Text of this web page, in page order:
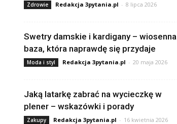
Zdrowie Redakcja 3pytania.pl - 8 lipca 2026
Swetry damskie i kardigany – wiosenna
baza, która naprawdę się przydaje
Moda i styl Redakcja 3pytania.pl - 20 maja 2026
Jaką latarkę zabrać na wycieczkę w
plener – wskazówki i porady
Zakupy Redakcja 3pytania.pl - 16 kwietnia 2026